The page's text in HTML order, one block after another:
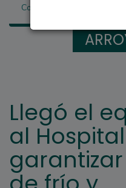
Covid-19
Llegó el
al